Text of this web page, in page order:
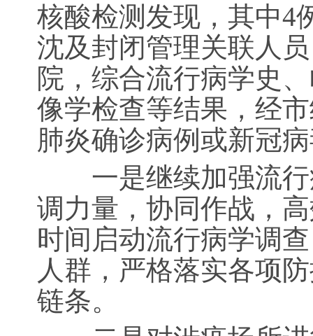
核酸检测发现，其中4
沈及封闭管理关联人
院，综合流行病学史
像学检查等结果，经
肺炎确诊病例或新冠
一是继续加强流行
调力量，协同作战，
时间启动流行病学调
人群，严格落实各项
链条。